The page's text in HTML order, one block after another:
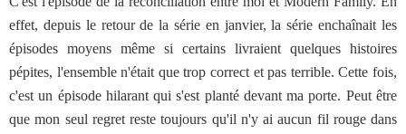
effet, depuis le retour de la série en janvier, la série enchaînait les
épisodes moyens même si certains livraient quelques histoires
pépites, l'ensemble n'était que trop correct et pas terrible. Cette fois,
c'est un épisode hilarant qui s'est planté devant ma porte. Peut être
que mon seul regret reste toujours qu'il n'y ai aucun fil rouge dans